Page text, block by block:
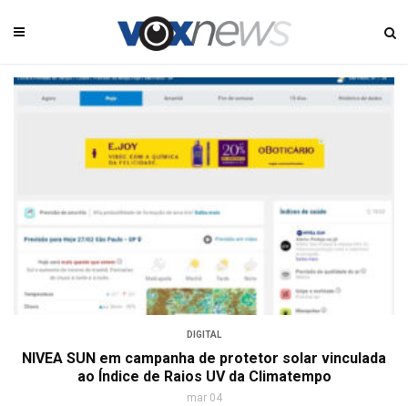
DIGITAL
NIVEA SUN em campanha de protetor solar vinculada
ao Índice de Raios UV da Climatempo
mar 04